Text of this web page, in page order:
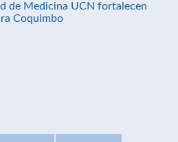
de Medicina UCN fortalecen
Coquimbo